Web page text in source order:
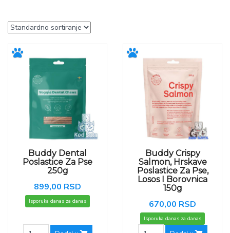
Buddy Dental
Poslastice Za Pse
250g
899,00 RSD
Isporuka danas za danas
Buddy Crispy
Salmon, Hrskave
Poslastice Za Pse,
Losos I Borovnica
150g
670,00 RSD
Isporuka danas za danas